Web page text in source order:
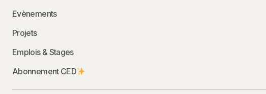
Evènements
Projets
Emplois & Stages
Abonnement CED